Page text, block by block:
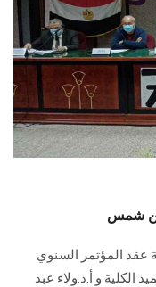
تواصل معنا
الطلاب
هيئة التدريس
الموظفون
شمس
عقد المؤتمر السنوي
الكلية و أ.د.ولاء عبد